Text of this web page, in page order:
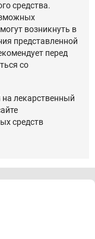
средства.
возникнуть в
представленной
перед
со
лекарственный
средств